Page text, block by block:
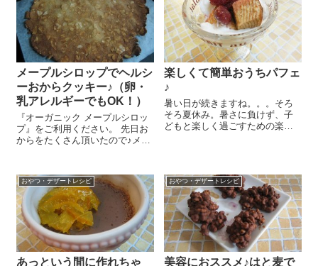
メープルシロップでヘルシ
ーおからクッキー♪（卵・
乳アレルギーでもOK！）
『オーガニック メープルシロッ
プ』をご利用ください。 先日お
からをたくさん頂いたので♪メー
ましたー！材料を混ぜて焼くだ
け、なので本当に簡単(#^.^#) 生
おから...
楽しくて簡単おうちパフェ
♪
暑い日が続きますね。。。そろ
そろ夏休み。暑さに負けず、子
どもと楽しく過ごすための楽し
絶対おいしいポイントは『バウ
ムクーヘ...
おやつ・デザートレシピ
あっという間に作れちゃ
おやつ・デザートレシピ
美容におススメ♪はと麦で